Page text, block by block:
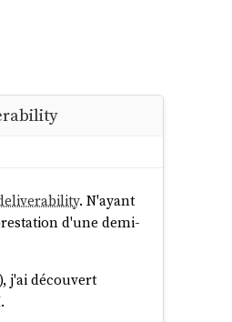
. N'ayant
d'une demi-
j'ai découvert
.